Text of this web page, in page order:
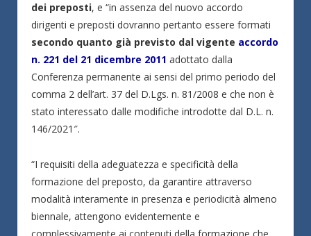
dei preposti, e “in assenza del nuovo accordo
dirigenti e preposti dovranno pertanto essere formati
secondo quanto già previsto dal vigente accordo
n. 221 del 21 dicembre 2011 adottato dalla
Conferenza permanente ai sensi del primo periodo del
comma 2 dell’art. 37 del D.Lgs. n. 81/2008 e che non è
stato interessato dalle modifiche introdotte dal D.L. n.
146/2021″.
“I requisiti della adeguatezza e specificità della
formazione del preposto, da garantire attraverso
modalità interamente in presenza e periodicità almeno
biennale, attengono evidentemente e